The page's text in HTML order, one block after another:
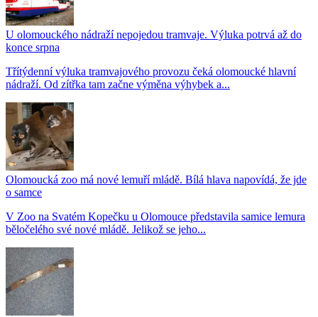
U olomouckého nádraží nepojedou tramvaje. Výluka potrvá až do
konce srpna
Třítýdenní výluka tramvajového provozu čeká olomoucké hlavní
nádraží. Od zítřka tam začne výměna výhybek a...
Olomoucká zoo má nové lemuří mládě. Bílá hlava napovídá, že jde
o samce
V Zoo na Svatém Kopečku u Olomouce představila samice lemura
běločelého své nové mládě. Jelikož se jeho...